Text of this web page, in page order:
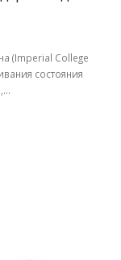
(Imperial College
состояния